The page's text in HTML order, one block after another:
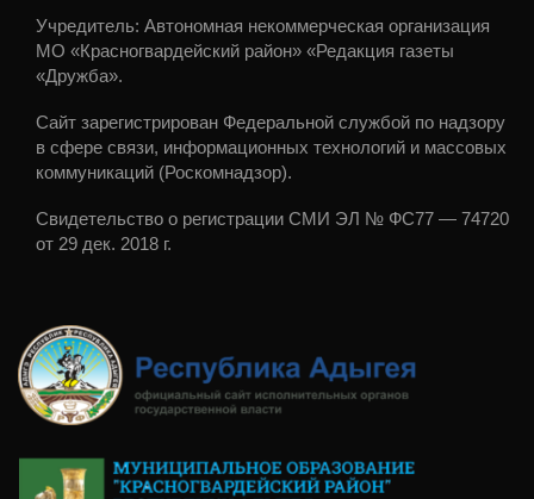
Учредитель: Автономная некоммерческая организация
МО «Красногвардейский район» «Редакция газеты
«Дружба».
Сайт зарегистрирован Федеральной службой по надзору
в сфере связи, информационных технологий и массовых
коммуникаций (Роскомнадзор).
Свидетельство о регистрации СМИ ЭЛ № ФС77 — 74720
от 29 дек. 2018 г.